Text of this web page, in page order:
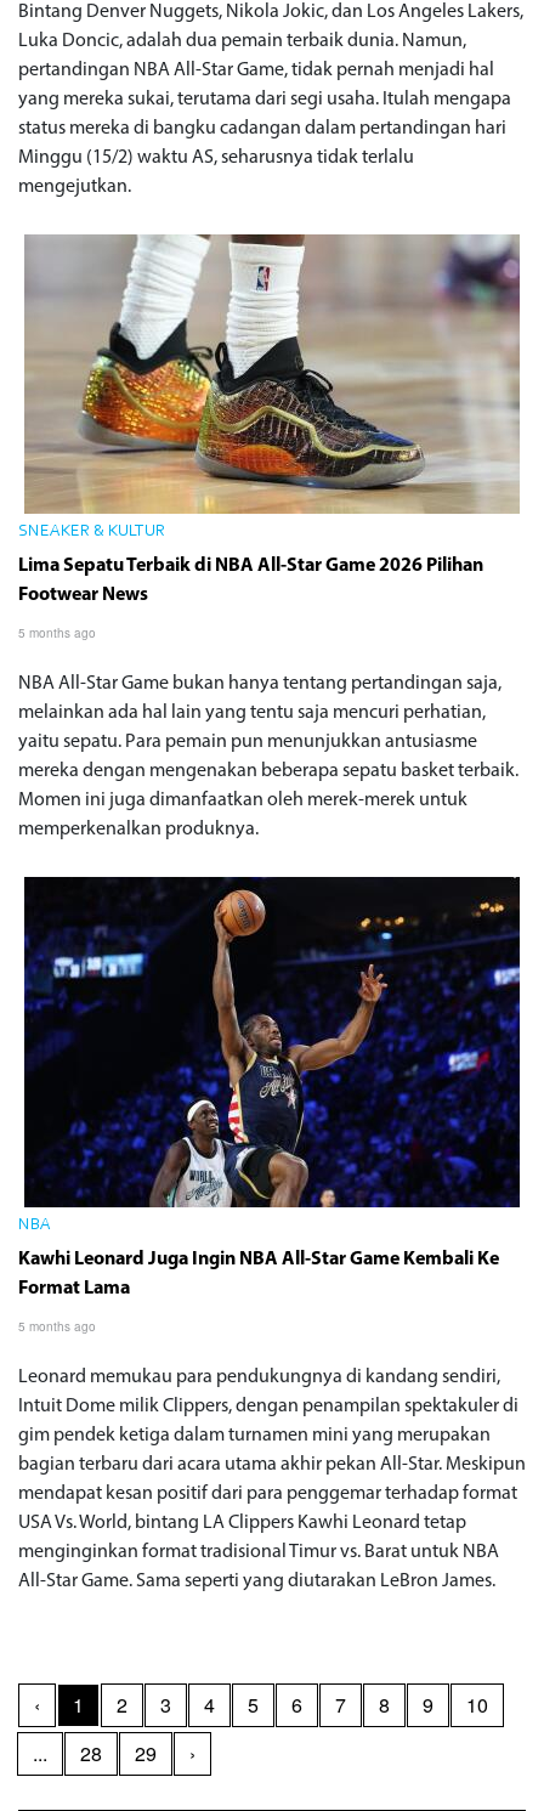
Bintang Denver Nuggets, Nikola Jokic, dan Los Angeles Lakers,
Luka Doncic, adalah dua pemain terbaik dunia. Namun,
pertandingan NBA All-Star Game, tidak pernah menjadi hal
yang mereka sukai, terutama dari segi usaha. Itulah mengapa
status mereka di bangku cadangan dalam pertandingan hari
Minggu (15/2) waktu AS, seharusnya tidak terlalu
mengejutkan.
SNEAKER & KULTUR
Lima Sepatu Terbaik di NBA All-Star Game 2026 Pilihan
Footwear News
5 months ago
NBA All-Star Game bukan hanya tentang pertandingan saja,
melainkan ada hal lain yang tentu saja mencuri perhatian,
yaitu sepatu. Para pemain pun menunjukkan antusiasme
mereka dengan mengenakan beberapa sepatu basket terbaik.
Momen ini juga dimanfaatkan oleh merek-merek untuk
memperkenalkan produknya.
NBA
Kawhi Leonard Juga Ingin NBA All-Star Game Kembali Ke
Format Lama
5 months ago
Leonard memukau para pendukungnya di kandang sendiri,
Intuit Dome milik Clippers, dengan penampilan spektakuler di
gim pendek ketiga dalam turnamen mini yang merupakan
bagian terbaru dari acara utama akhir pekan All-Star. Meskipun
mendapat kesan positif dari para penggemar terhadap format
USA Vs. World, bintang LA Clippers Kawhi Leonard tetap
menginginkan format tradisional Timur vs. Barat untuk NBA
All-Star Game. Sama seperti yang diutarakan LeBron James.
‹ 1 2 3 4 5 6 7 8 9
10
...
28 29 ›